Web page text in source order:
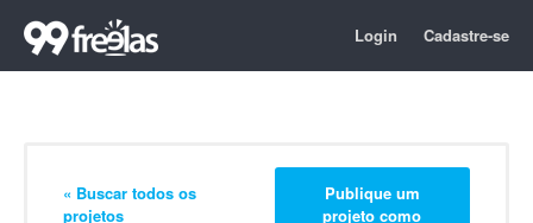
Login Cadastre-se
« Buscar todos os
projetos
Publique um
projeto como